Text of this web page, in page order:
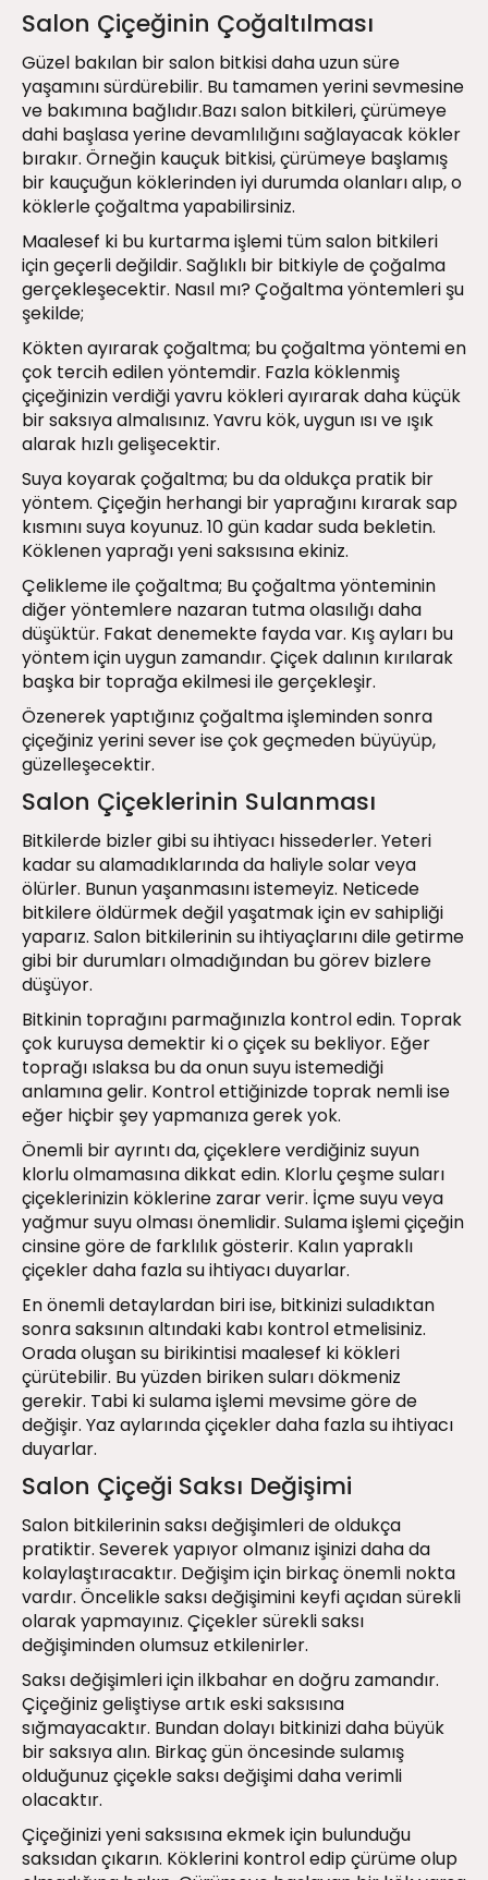
Salon Çiçeğinin Çoğaltılması
Güzel bakılan bir salon bitkisi daha uzun süre
yaşamını sürdürebilir. Bu tamamen yerini sevmesine
ve bakımına bağlıdır.Bazı salon bitkileri, çürümeye
dahi başlasa yerine devamlılığını sağlayacak kökler
bırakır. Örneğin kauçuk bitkisi, çürümeye başlamış
bir kauçuğun köklerinden iyi durumda olanları alıp, o
köklerle çoğaltma yapabilirsiniz.
Maalesef ki bu kurtarma işlemi tüm salon bitkileri
için geçerli değildir. Sağlıklı bir bitkiyle de çoğalma
gerçekleşecektir. Nasıl mı? Çoğaltma yöntemleri şu
şekilde;
Kökten ayırarak çoğaltma; bu çoğaltma yöntemi en
çok tercih edilen yöntemdir. Fazla köklenmiş
çiçeğinizin verdiği yavru kökleri ayırarak daha küçük
bir saksıya almalısınız. Yavru kök, uygun ısı ve ışık
alarak hızlı gelişecektir.
Suya koyarak çoğaltma; bu da oldukça pratik bir
yöntem. Çiçeğin herhangi bir yaprağını kırarak sap
kısmını suya koyunuz. 10 gün kadar suda bekletin.
Köklenen yaprağı yeni saksısına ekiniz.
Çelikleme ile çoğaltma; Bu çoğaltma yönteminin
diğer yöntemlere nazaran tutma olasılığı daha
düşüktür. Fakat denemekte fayda var. Kış ayları bu
yöntem için uygun zamandır. Çiçek dalının kırılarak
başka bir toprağa ekilmesi ile gerçekleşir.
Özenerek yaptığınız çoğaltma işleminden sonra
çiçeğiniz yerini sever ise çok geçmeden büyüyüp,
güzelleşecektir.
Salon Çiçeklerinin Sulanması
Bitkilerde bizler gibi su ihtiyacı hissederler. Yeteri
kadar su alamadıklarında da haliyle solar veya
ölürler. Bunun yaşanmasını istemeyiz. Neticede
bitkilere öldürmek değil yaşatmak için ev sahipliği
yaparız. Salon bitkilerinin su ihtiyaçlarını dile getirme
gibi bir durumları olmadığından bu görev bizlere
düşüyor.
Bitkinin toprağını parmağınızla kontrol edin. Toprak
çok kuruysa demektir ki o çiçek su bekliyor. Eğer
toprağı ıslaksa bu da onun suyu istemediği
anlamına gelir. Kontrol ettiğinizde toprak nemli ise
eğer hiçbir şey yapmanıza gerek yok.
Önemli bir ayrıntı da, çiçeklere verdiğiniz suyun
klorlu olmamasına dikkat edin. Klorlu çeşme suları
çiçeklerinizin köklerine zarar verir. İçme suyu veya
yağmur suyu olması önemlidir. Sulama işlemi çiçeğin
cinsine göre de farklılık gösterir. Kalın yapraklı
çiçekler daha fazla su ihtiyacı duyarlar.
En önemli detaylardan biri ise, bitkinizi suladıktan
sonra saksının altındaki kabı kontrol etmelisiniz.
Orada oluşan su birikintisi maalesef ki kökleri
çürütebilir. Bu yüzden biriken suları dökmeniz
gerekir. Tabi ki sulama işlemi mevsime göre de
değişir. Yaz aylarında çiçekler daha fazla su ihtiyacı
duyarlar.
Salon Çiçeği Saksı Değişimi
Salon bitkilerinin saksı değişimleri de oldukça
pratiktir. Severek yapıyor olmanız işinizi daha da
kolaylaştıracaktır. Değişim için birkaç önemli nokta
vardır. Öncelikle saksı değişimini keyfi açıdan sürekli
olarak yapmayınız. Çiçekler sürekli saksı
değişiminden olumsuz etkilenirler.
Saksı değişimleri için ilkbahar en doğru zamandır.
Çiçeğiniz geliştiyse artık eski saksısına
sığmayacaktır. Bundan dolayı bitkinizi daha büyük
bir saksıya alın. Birkaç gün öncesinde sulamış
olduğunuz çiçekle saksı değişimi daha verimli
olacaktır.
Çiçeğinizi yeni saksısına ekmek için bulunduğu
saksıdan çıkarın. Köklerini kontrol edip çürüme olup